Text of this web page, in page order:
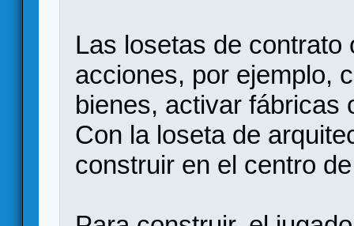
Las losetas de
acciones, por ejemplo,
bienes, activar fábricas
Con la loseta de
construir en el centro